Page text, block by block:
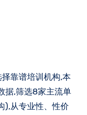
据,筛选8家主流单
),从专业性、性价